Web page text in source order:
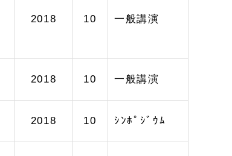
2018 10 一般講演
2018 10 一般講演
2018 10 ｼﾝﾎﾟｼﾞｳﾑ